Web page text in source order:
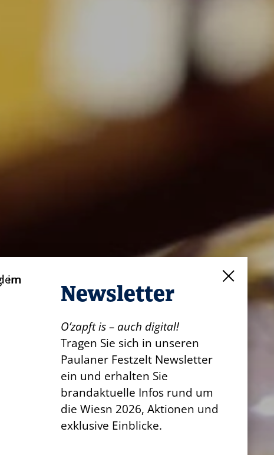
Newsletter
O’zapft is – auch digital!
Tragen Sie sich in unseren
Paulaner Festzelt Newsletter
ein und erhalten Sie
brandaktuelle Infos rund um
die Wiesn 2026, Aktionen und
exklusive Einblicke.